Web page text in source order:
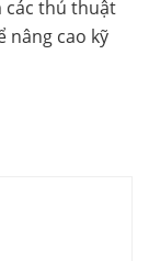
các thủ thuật
nâng cao kỹ